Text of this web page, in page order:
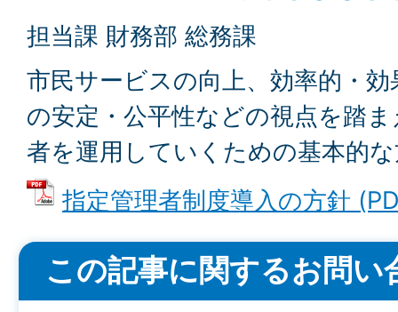
担当課 財務部 総務課
市民サービスの向上、効率的・
の安定・公平性などの視点を踏
者を運用していくための基本的
指定管理者制度導入の方針
この記事に関するお問い